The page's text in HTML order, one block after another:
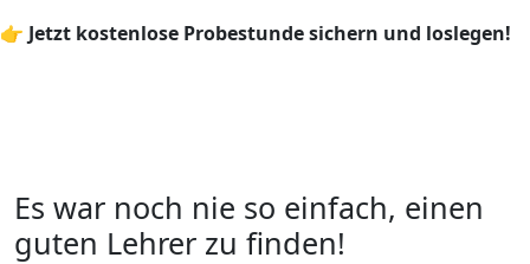
👉 Jetzt kostenlose Probestunde sichern und loslegen!
Es war noch nie so einfach, einen
guten Lehrer zu finden!